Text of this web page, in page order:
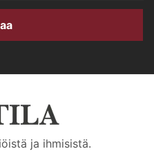
ja ihmisistä.